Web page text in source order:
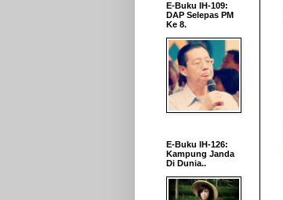
E-Buku IH-109:
DAP Selepas PM
Ke 8.
E-Buku IH-126:
Kampung Janda
Di Dunia..